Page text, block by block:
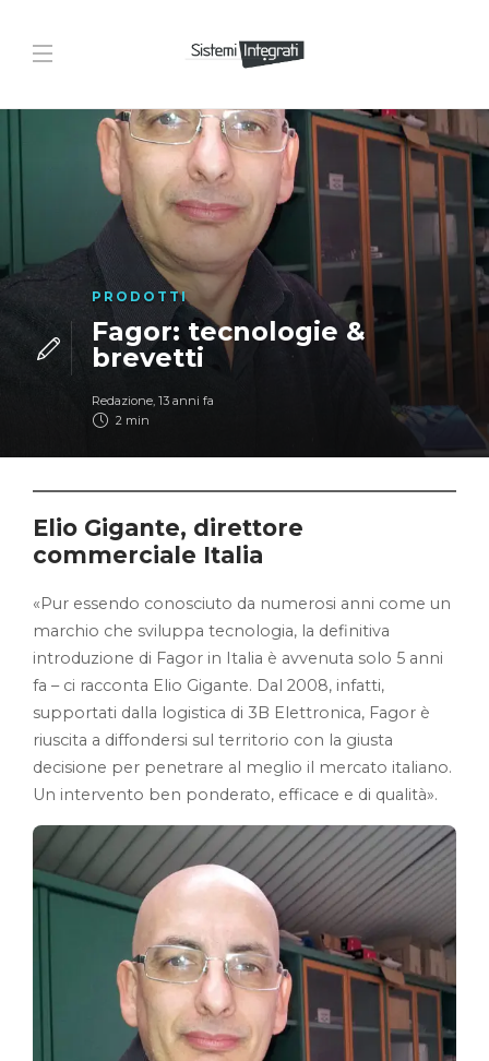
PRODOTTI
Fagor: tecnologie &
brevetti
Redazione, 13 anni fa
2 min
Elio Gigante, direttore
commerciale Italia
«Pur essendo conosciuto da numerosi anni come un
marchio che sviluppa tecnologia, la definitiva
introduzione di Fagor in Italia è avvenuta solo 5 anni
fa – ci racconta Elio Gigante. Dal 2008, infatti,
supportati dalla logistica di 3B Elettronica, Fagor è
riuscita a diffondersi sul territorio con la giusta
decisione per penetrare al meglio il mercato italiano.
Un intervento ben ponderato, efficace e di qualità».